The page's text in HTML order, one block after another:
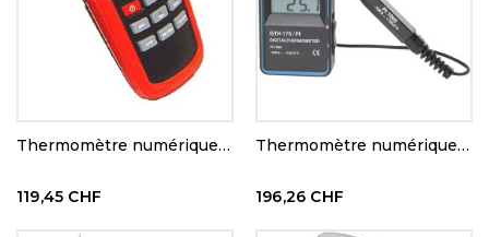
Thermomètre numérique 232
119,45 CHF
Thermomètre numérique de précision
196,26 CHF